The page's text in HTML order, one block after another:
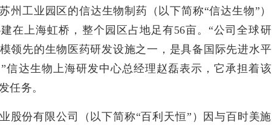
州工业园区的信达生物制药（以下简称“信达生物”）
在上海虹桥，整个园区占地足有56亩。“公司全球研
领先的生物医药研发设施之一，是具备国际先进水平
信达生物上海研发中心总经理赵磊表示，它承担着该
任务。
股份有限公司（以下简称“百利天恒”）因与百时美施